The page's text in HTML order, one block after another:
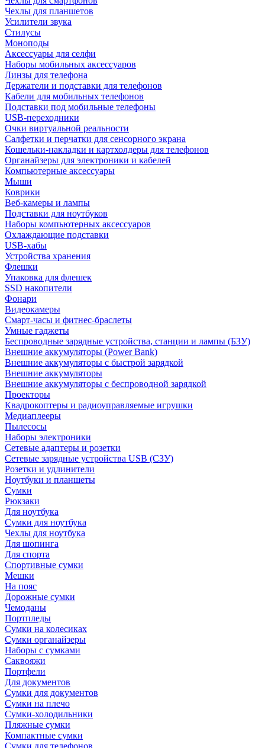
Чехлы для планшетов
Усилители звука
Стилусы
Моноподы
Аксессуары для селфи
Наборы мобильных аксессуаров
Линзы для телефона
Держатели и подставки для телефонов
Кабели для мобильных телефонов
Подставки под мобильные телефоны
USB-переходники
Очки виртуальной реальности
Салфетки и перчатки для сенсорного экрана
Кошельки-накладки и картхолдеры для телефонов
Органайзеры для электроники и кабелей
Компьютерные аксессуары
Мыши
Коврики
Веб-камеры и лампы
Подставки для ноутбуков
Наборы компьютерных аксессуаров
Охлаждающие подставки
USB-хабы
Устройства хранения
Флешки
Упаковка для флешек
SSD накопители
Фонари
Видеокамеры
Смарт-часы и фитнес-браслеты
Умные гаджеты
Беспроводные зарядные устройства, станции и лампы (БЗУ)
Внешние аккумуляторы (Power Bank)
Внешние аккумуляторы с быстрой зарядкой
Внешние аккумуляторы
Внешние аккумуляторы с беспроводной зарядкой
Проекторы
Квадрокоптеры и радиоуправляемые игрушки
Медиаплееры
Пылесосы
Наборы электроники
Сетевые адаптеры и розетки
Сетевые зарядные устройства USB (СЗУ)
Розетки и удлинители
Ноутбуки и планшеты
Сумки
Рюкзаки
Для ноутбука
Сумки для ноутбука
Чехлы для ноутбука
Для шопинга
Для спорта
Спортивные сумки
Мешки
На пояс
Дорожные сумки
Чемоданы
Портпледы
Сумки на колесиках
Сумки органайзеры
Наборы с сумками
Саквояжи
Портфели
Для документов
Сумки для документов
Сумки на плечо
Сумки-холодильники
Пляжные сумки
Компактные сумки
Сумки для телефонов